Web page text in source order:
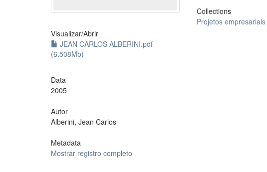
Visualizar/Abrir
JEAN CARLOS ALBERINI.pdf
(6.508Mb)
Data
2005
Autor
Alberini, Jean Carlos
Metadata
Mostrar registro completo
Collections
Projetos empresariais